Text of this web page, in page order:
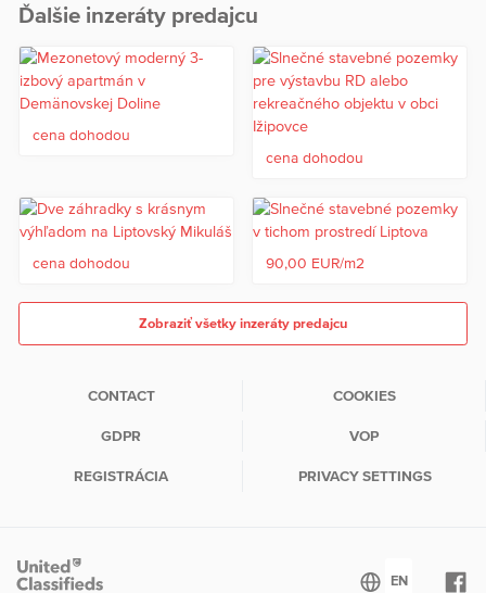
Ďalšie inzeráty predajcu
cena dohodou
cena dohodou
cena dohodou 90,00 EUR/m2
Zobraziť všetky inzeráty predajcu
CONTACT COOKIES
GDPR VOP
REGISTRÁCIA PRIVACY SETTINGS